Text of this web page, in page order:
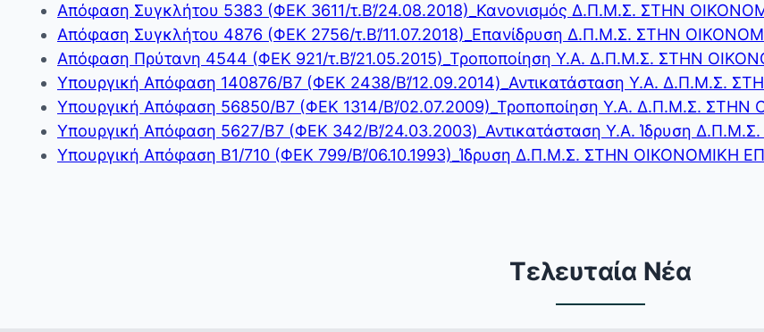
Απόφαση Συγκλήτου 5383 (ΦΕΚ 3611/τ.Β’/24.08.2018)_Κανονισμός Δ.Π.Μ.Σ. ΣΤΗΝ
Απόφαση Συγκλήτου 4876 (ΦΕΚ 2756/τ.Β’/11.07.2018)_Επανίδρυση Δ.Π.Μ.Σ. ΣΤΗΝ
Απόφαση Πρύτανη 4544 (ΦΕΚ 921/τ.Β’/21.05.2015)_Τροποποίηση Υ.Α. Δ.Π.Μ.Σ. ΣΤΗΝ
Υπουργική Απόφαση 140876/B7 (ΦΕΚ 2438/Β’/12.09.2014)_Αντικατάσταση Υ.Α. Δ.Π.Μ.Σ.
Υπουργική Απόφαση 56850/Β7 (ΦΕΚ 1314/Β’/02.07.2009)_Τροποποίηση Υ.Α. Δ.Π.Μ.Σ.
Υπουργική Απόφαση 5627/B7 (ΦΕΚ 342/Β’/24.03.2003)_Αντικατάσταση Υ.Α. Ίδρυση
Υπουργική Απόφαση Β1/710 (ΦΕΚ 799/Β’/06.10.1993)_Ίδρυση Δ.Π.Μ.Σ. ΣΤΗΝ ΟΙΚΟΝΟΜΙΚΗ
Τελευταία Νέα